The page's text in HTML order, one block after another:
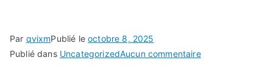
Par qvixmPublié leoctobre 8, 2025
Publié dans UncategorizedAucun commentairesur